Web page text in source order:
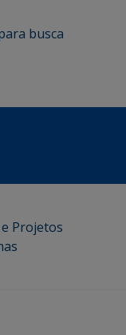
busca
Projetos